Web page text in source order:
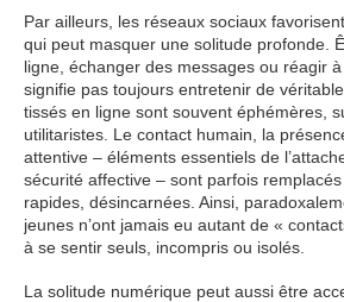
Par ailleurs, les réseaux sociaux
qui peut masquer une solitude profonde.
ligne, échanger des messages ou réagir
signifie pas toujours entretenir de
tissés en ligne sont souvent éphémères,
utilitaristes. Le contact humain, la
attentive – éléments essentiels de
sécurité affective – sont parfois
rapides, désincarnées. Ainsi,
jeunes n’ont jamais eu autant de «
à se sentir seuls, incompris ou isolés.
La solitude numérique peut aussi être